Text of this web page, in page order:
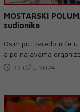
MOSTARSKI
sudionika
Osim put zaredom će
a po najavama
22 OŽU 2024